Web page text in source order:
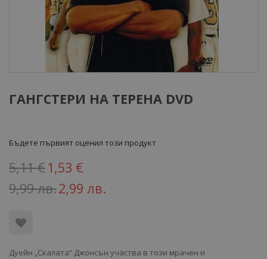
ГАНГСТЕРИ НА ТЕРЕНА DVD
Бъдете първият оценил този продукт
5,11 €1,53 €
9,99 лв.2,99 лв.
Дуейн „Скалата“ Джонсън участва в този мрачен и